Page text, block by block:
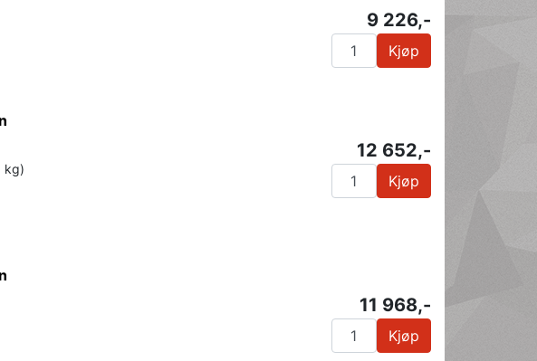
9 226,-
Kjøp
kg)
12 652,-
Kjøp
11 968,-
Kjøp